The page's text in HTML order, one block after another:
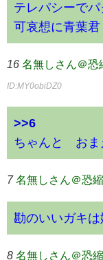
テレパシーで
可哀想に青葉君
16 名無しさん＠恐
ID:MY0obiDZ0
>>6
ちゃんと©おま
7 名無しさん＠恐
勘のいいガキは
8 名無しさん＠恐